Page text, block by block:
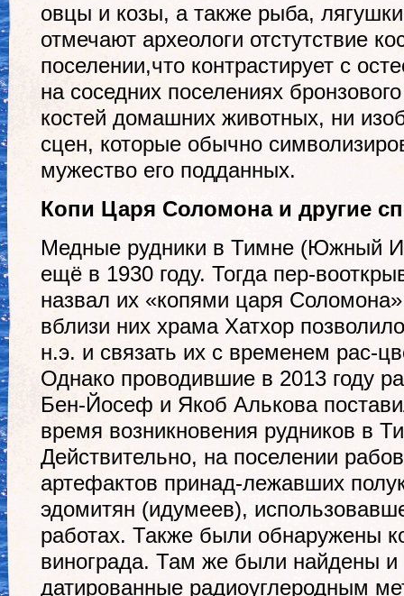
овцы и козы, а также рыба,
отмечают археологи отстутствие
поселении,что контрастирует с
на соседних поселениях
костей домашних животных, ни
сцен, которые обычно
мужество его подданных.
Копи Царя Соломона и другие
Медные рудники в Тимне (Южный
ещё в 1930 году. Тогда пер-
назвал их «копями царя
вблизи них храма Хатхор
н.э. и связать их с временем рас-
Однако проводившие в 2013 году
Бен-Йосеф и Якоб Алькова
время возникновения рудников в
Действительно, на поселении
артефактов принад-лежавших
эдомитян (идумеев),
работах. Также были обнаружены
винограда. Там же были найдены
датированные радиоуглеродным